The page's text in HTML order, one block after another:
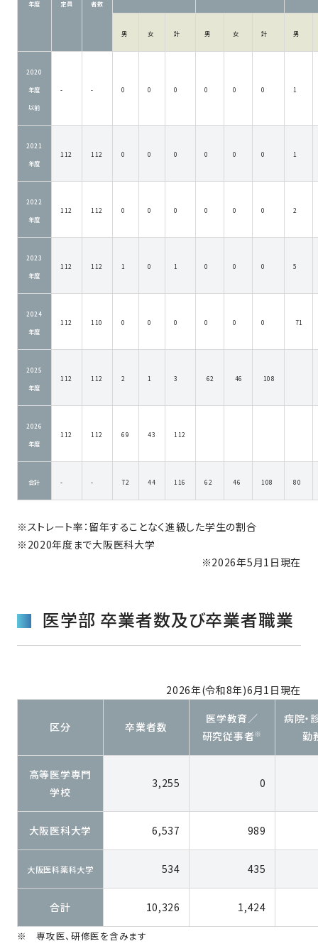
年度 定員 者数
男 女 計 男 女 計 男
2020
年度
以前
- - 0 0 0 0 0 0 1
2021
年度
112 112 0 0 0 0 0 0 1
2022
年度
112 112 0 0 0 0 0 0 2
2023
年度
112 112 1 0 1 0 0 0 5
2024
年度
112 110 0 0 0 0 0 0 71
2025
年度
112 112 2 1 3 62 46 108
2026
年度
112 112 69 43 112
合計 - - 72 44 116 62 46 108 80
※ストレート率：留年することなく進級した学生の割合
※2020年度まで大阪医科大学
※2026年5月1日現在
医学部 卒業者数及び卒業者職業
2026年(令和8年)6月1日現在
区分 卒業者数
医学教育／
研究従事者※
病院・
勤
高等医学専門
学校
3,255 0
大阪医科大学 6,537 989
大阪医科薬科大学 534 435
合計 10,326 1,424
※ 専攻医、研修医を含みます